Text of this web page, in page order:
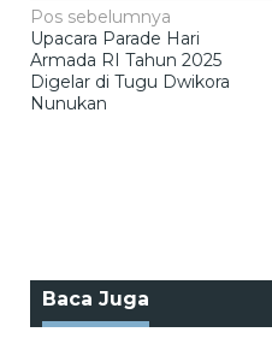
Navigasi
pos
Pos sebelumnya
Upacara Parade Hari
Armada RI Tahun 2025
Digelar di Tugu Dwikora
Nunukan
Baca Juga